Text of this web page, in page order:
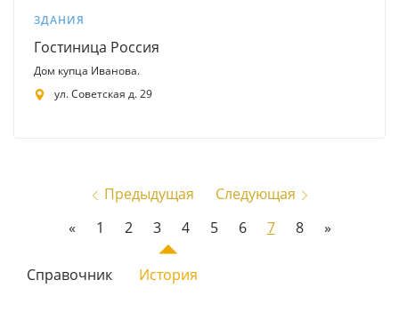
ЗДАНИЯ
Гостиница Россия
Дом купца Иванова.
ул. Советская д. 29
Предыдущая
Следующая
«
1 2 3 4 5 6 7 8 »
Справочник История